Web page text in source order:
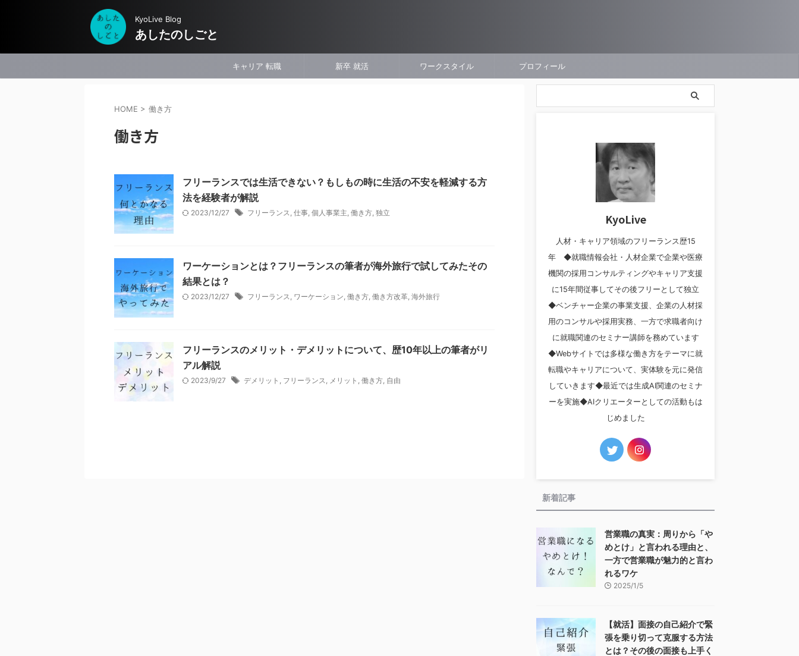
KyoLive Blog
あしたのしごと
キャリア 転職 新卒 就活 ワークスタイル プロフィール
HOME > 働き方
働き方
フリーランスでは生活できない？もしもの時に生活の不安を軽減する方
法を経験者が解説
2023/12/27 フリーランス, 仕事, 個人事業主, 働き方, 独立
ワーケーションとは？フリーランスの筆者が海外旅行で試してみたその
結果とは？
2023/12/27 フリーランス, ワーケーション, 働き方, 働き方改革, 海外旅行
フリーランスのメリット・デメリットについて、歴10年以上の筆者がリ
アル解説
2023/9/27 デメリット , フリーランス, メリット , 働き方, 自由
KyoLive
人材・キャリア領域のフリーランス歴15
年 ◆就職情報会社・人材企業で企業や医療
機関の採用コンサルティングやキャリア支援
に15年間従事してその後フリーとして独立
◆ベンチャー企業の事業支援、企業の人材採
用のコンサルや採用実務、一方で求職者向け
に就職関連のセミナー講師を務めています
◆Webサイトでは多様な働き方をテーマに就
転職やキャリアについて、実体験を元に発信
していきます◆最近では生成AI関連のセミナ
ーを実施◆AIクリエーターとしての活動もは
じめました
新着記事
営業職の真実：周りから「や
めとけ」と言われる理由と、
一方で営業職が魅力的と言わ
れるワケ
2025/1/5
【就活】面接の自己紹介で緊
張を乗り切って克服する方法
とは？その後の面接も上手く